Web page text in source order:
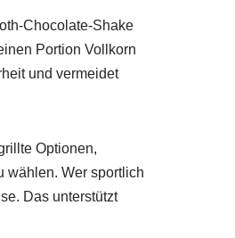
Portion Vollkorn
und vermeidet
Optionen,
wählen. Wer sportlich
Das unterstützt